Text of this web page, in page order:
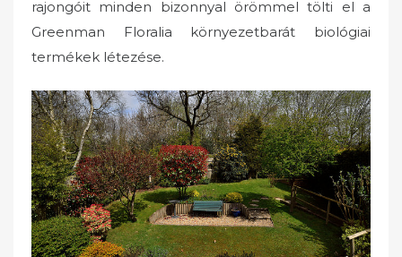
rajongóit minden bizonnyal örömmel tölti el a
Greenman Floralia környezetbarát biológiai
termékek létezése.